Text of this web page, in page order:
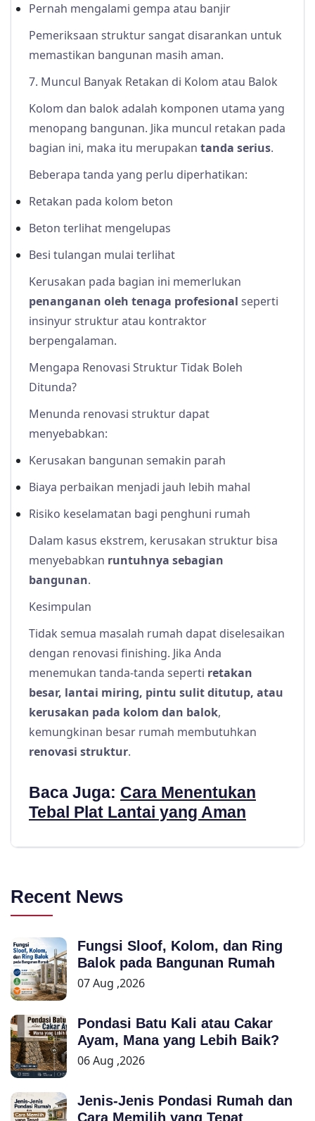
Pernah mengalami gempa atau banjir
Pemeriksaan struktur sangat disarankan untuk
memastikan bangunan masih aman.
7. Muncul Banyak Retakan di Kolom atau Balok
Kolom dan balok adalah komponen utama yang
menopang bangunan. Jika muncul retakan pada
bagian ini, maka itu merupakan tanda serius.
Beberapa tanda yang perlu diperhatikan:
Retakan pada kolom beton
Beton terlihat mengelupas
Besi tulangan mulai terlihat
Kerusakan pada bagian ini memerlukan
penanganan oleh tenaga profesional seperti
insinyur struktur atau kontraktor
berpengalaman.
Mengapa Renovasi Struktur Tidak Boleh
Ditunda?
Menunda renovasi struktur dapat
menyebabkan:
Kerusakan bangunan semakin parah
Biaya perbaikan menjadi jauh lebih mahal
Risiko keselamatan bagi penghuni rumah
Dalam kasus ekstrem, kerusakan struktur bisa
menyebabkan runtuhnya sebagian
bangunan.
Kesimpulan
Tidak semua masalah rumah dapat diselesaikan
dengan renovasi finishing. Jika Anda
menemukan tanda-tanda seperti retakan
besar, lantai miring, pintu sulit ditutup, atau
kerusakan pada kolom dan balok,
kemungkinan besar rumah membutuhkan
renovasi struktur.
Baca Juga: Cara Menentukan
Tebal Plat Lantai yang Aman
Recent News
Fungsi Sloof, Kolom, dan Ring
Balok pada Bangunan Rumah
07 Aug ,2026
Pondasi Batu Kali atau Cakar
Ayam, Mana yang Lebih Baik?
06 Aug ,2026
Jenis-Jenis Pondasi Rumah dan
Cara Memilih yang Tepat